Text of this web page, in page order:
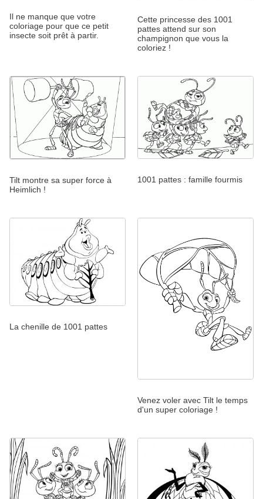
Il ne manque que votre
coloriage pour que ce petit
insecte soit prêt à partir.
Cette princesse des 1001
pattes attend sur son
champignon que vous la
coloriez !
Tilt montre sa super force à
Heimlich !
1001 pattes : famille fourmis
La chenille de 1001 pattes
Venez voler avec Tilt le temps
d'un super coloriage !